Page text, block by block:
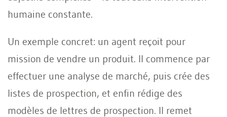
humaine constante.
Un exemple concret: un agent reçoit pour
mission de vendre un produit. Il commence par
effectuer une analyse de marché, puis crée des
listes de prospection, et enfin rédige des
modèles de lettres de prospection. Il remet